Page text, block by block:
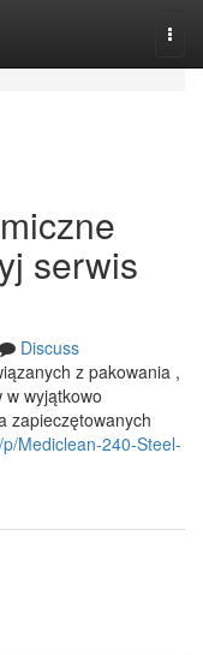
serwis
Discuss
z pakowania ,
wyjątkowo
zapieczętowanych
Mediclean-240-Steel-